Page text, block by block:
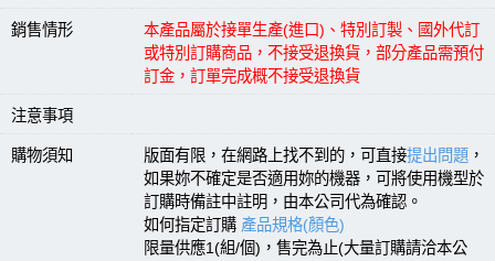
銷售情形
本產品屬於接單生產(進口)、特別訂製、國外代訂
或特別訂購商品，不接受退換貨，部分產品需預付
訂金，訂單完成概不接受退換貨
注意事項
購物須知 版面有限，在網路上找不到的，可直接提出問題 ，
如果妳不確定是否適用妳的機器，可將使用機型於
訂購時備註中註明，由本公司代為確認。
如何指定訂購 產品規格(顏色)
限量供應1(組/個)，售完為止(大量訂購請洽本公